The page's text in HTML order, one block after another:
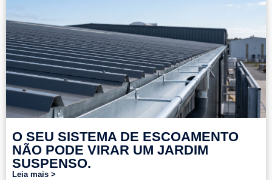
O SEU SISTEMA DE ESCOAMENTO
NÃO PODE VIRAR UM JARDIM
SUSPENSO.
Leia mais >